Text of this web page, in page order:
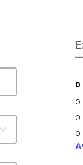
0
0
0
0